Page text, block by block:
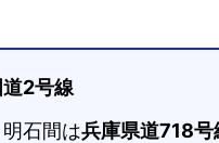
2号線
石間は兵庫県道718号